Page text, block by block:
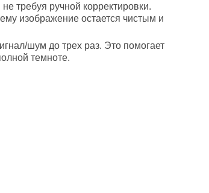
требуя ручной корректировки.
изображение остается чистым и
шум до трех раз. Это помогает
темноте.